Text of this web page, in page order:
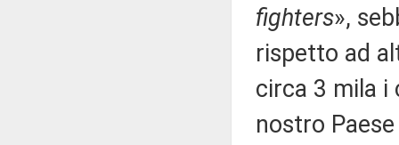
fighters»,
rispetto ad
circa 3 mila i
nostro